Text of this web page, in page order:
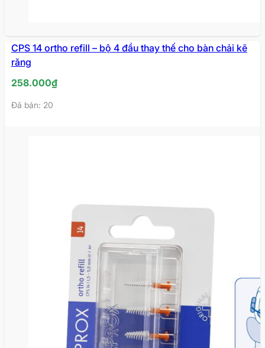
CPS 14 ortho refill – bộ 4 đầu thay thế cho bàn chải kẽ
răng
258.000₫
Đã bán: 20